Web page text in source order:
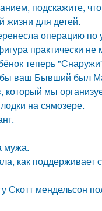
подскажите,
жизни для детей.
операцию по
практически не
теперь
ваш Бывший был
мы
на сямозере.
мужа.
как поддерживает
Скотт мендельсон